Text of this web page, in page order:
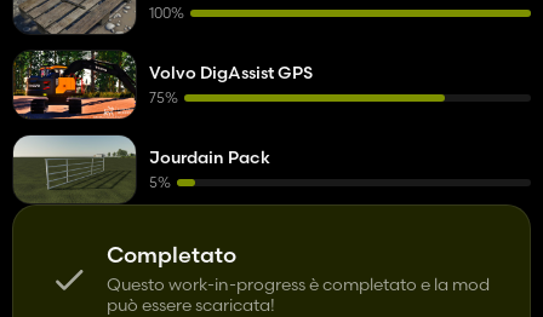
Completato
Questo work-in-progress è completato e la mod
può essere scaricata!
100%
Volvo DigAssist GPS
75%
Jourdain Pack
5%